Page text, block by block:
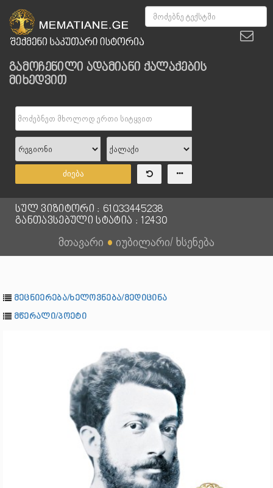
გამოჩენილი ადამიანი ქალაქების
მიხედვით
ძიება
სულ ვიზიტორი : 61033445238
განთავსებული სტატია : 12430
მთავარი ● იუბილარი/ ხსენება
მეცნიერება/ხელოვნება/მედიცინა
მწერალი/პოეტი